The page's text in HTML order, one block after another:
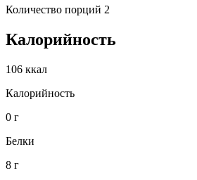
Количество порций 2
Калорийность
106 ккал
Калорийность
0 г
Белки
8 г